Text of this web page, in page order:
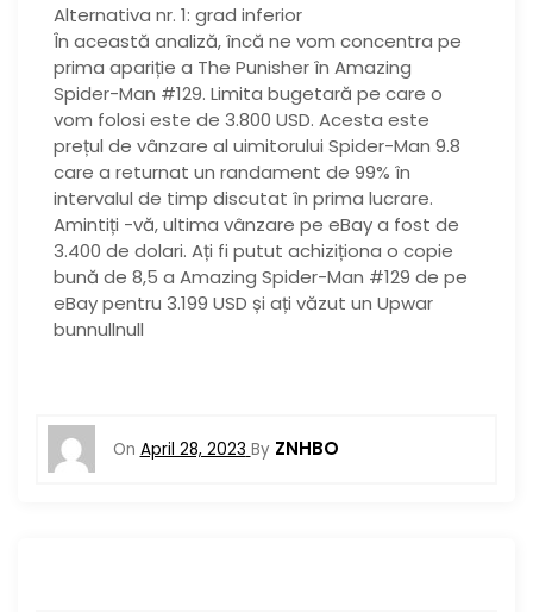
Alternativa nr. 1: grad inferior
În această analiză, încă ne vom concentra pe
prima apariție a The Punisher în Amazing
Spider-Man #129. Limita bugetară pe care o
vom folosi este de 3.800 USD. Acesta este
prețul de vânzare al uimitorului Spider-Man 9.8
care a returnat un randament de 99% în
intervalul de timp discutat în prima lucrare.
Amintiți -vă, ultima vânzare pe eBay a fost de
3.400 de dolari. Ați fi putut achiziționa o copie
bună de 8,5 a Amazing Spider-Man #129 de pe
eBay pentru 3.199 USD și ați văzut un Upwar
bunnullnull
On April 28, 2023 By ZNHBO